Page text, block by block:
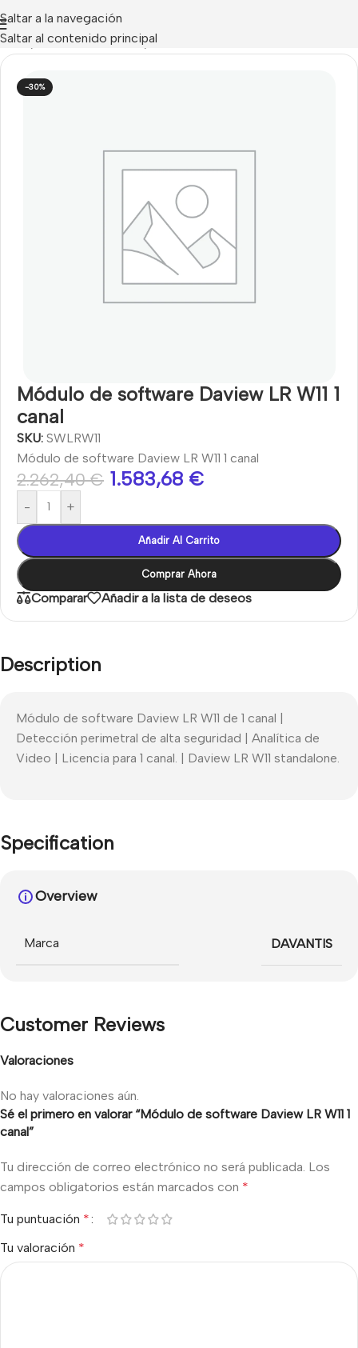
Saltar a la navegación
Saltar al contenido principal
Inicio ANALITICA VIDEO/Davantis
-30%
Módulo de software Daview LR W11 1
canal
SKU: SWLRW11
Módulo de software Daview LR W11 1 canal
2.262,40€ 1.583,68 €
- +
Añadir Al Carrito
Comprar Ahora
Comparar Añadir a la lista de deseos
Description
Módulo de software Daview LR W11 de 1 canal |
Detección perimetral de alta seguridad | Analítica de
Video | Licencia para 1 canal. | Daview LR W11 standalone.
Specification
Overview
Marca DAVANTIS
Customer Reviews
Valoraciones
No hay valoraciones aún.
Sé el primero en valorar “Módulo de software Daview LR W11 1
canal”
Tu dirección de correo electrónico no será publicada. Los
campos obligatorios están marcados con *
Tu puntuación *
Tu valoración *